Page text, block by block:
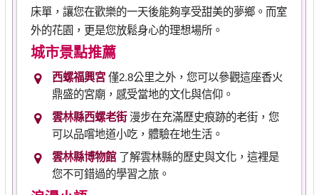
床單，讓您在歡樂的一天後能夠享受甜美的夢鄉。而室
外的花園，更是您放鬆身心的理想場所。
城市景點推薦
西螺福興宮僅2.8公里之外，您可以參觀這座香火
鼎盛的宮廟，感受當地的文化與信仰。
雲林縣西螺老街漫步在充滿歷史痕跡的老街，您
可以品嚐地道小吃，體驗在地生活。
雲林縣博物館了解雲林縣的歷史與文化，這裡是
您不可錯過的學習之旅。